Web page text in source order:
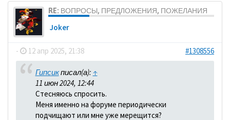
RE: ВОПРОСЫ, ПРЕДЛОЖЕНИЯ, ПОЖЕЛАНИЯ
Joker
- 12 апр 2025, 21:38 #1308556
Гипсикписал(а): ↑
11 июн 2024, 12:44
Стесняюсь спросить.
Меня именно на форуме периодически
подчищают или мне уже мерещится?